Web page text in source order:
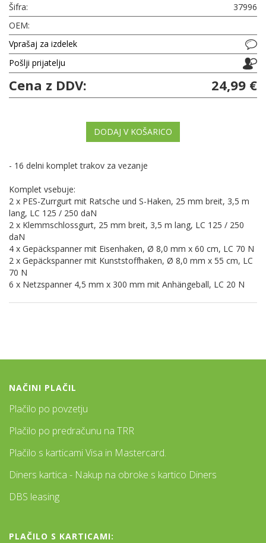
Šifra:
37996
OEM:
Vprašaj za izdelek
Pošlji prijatelju
Cena z DDV: 24,99 €
DODAJ V KOŠARICO
- 16 delni komplet trakov za vezanje
Komplet vsebuje:
2 x PES-Zurrgurt mit Ratsche und S-Haken, 25 mm breit, 3,5 m
lang, LC 125 / 250 daN
2 x Klemmschlossgurt, 25 mm breit, 3,5 m lang, LC 125 / 250
daN
4 x Gepäckspanner mit Eisenhaken, Ø 8,0 mm x 60 cm, LC 70 N
2 x Gepäckspanner mit Kunststoffhaken, Ø 8,0 mm x 55 cm, LC
70 N
6 x Netzspanner 4,5 mm x 300 mm mit Anhängeball, LC 20 N
NAČINI PLAČIL
Plačilo po povzetju
Plačilo po predračunu na TRR
Plačilo s karticami Visa in Mastercard.
Diners kartica - Nakup na obroke s kartico Diners
DBS leasing
PLAČILO S KARTICAMI: